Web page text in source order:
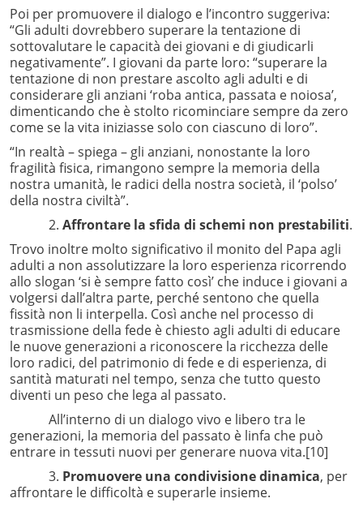
Poi per promuovere il dialogo e l’incontro suggeriva:
“Gli adulti dovrebbero superare la tentazione di
sottovalutare le capacità dei giovani e di giudicarli
negativamente”. I giovani da parte loro: “superare la
tentazione di non prestare ascolto agli adulti e di
considerare gli anziani ‘roba antica, passata e noiosa’,
dimenticando che è stolto ricominciare sempre da zero
come se la vita iniziasse solo con ciascuno di loro”.
“In realtà – spiega – gli anziani, nonostante la loro
fragilità fisica, rimangono sempre la memoria della
nostra umanità, le radici della nostra società, il ‘polso’
della nostra civiltà”.
2. Affrontare la sfida di schemi non prestabiliti.
Trovo inoltre molto significativo il monito del Papa agli
adulti a non assolutizzare la loro esperienza ricorrendo
allo slogan ‘si è sempre fatto così’ che induce i giovani a
volgersi dall’altra parte, perché sentono che quella
fissità non li interpella. Così anche nel processo di
trasmissione della fede è chiesto agli adulti di educare
le nuove generazioni a riconoscere la ricchezza delle
loro radici, del patrimonio di fede e di esperienza, di
santità maturati nel tempo, senza che tutto questo
diventi un peso che lega al passato.
All’interno di un dialogo vivo e libero tra le
generazioni, la memoria del passato è linfa che può
entrare in tessuti nuovi per generare nuova vita.[10]
3. Promuovere una condivisione dinamica, per
affrontare le difficoltà e superarle insieme.